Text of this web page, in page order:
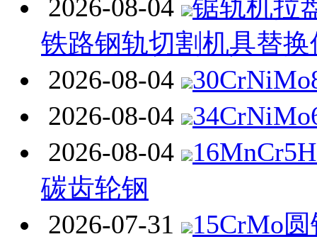
2026-08-04
锯轨机拉
铁路钢轨切割机具替换
2026-08-04
2026-08-04
2026-08-04
碳齿轮钢
2026-07-31
15CrMo